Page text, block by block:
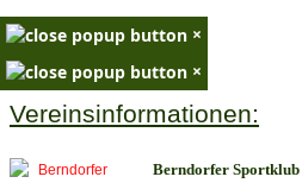
×
×
Vereinsinformationen:
Berndorfer Sportklub